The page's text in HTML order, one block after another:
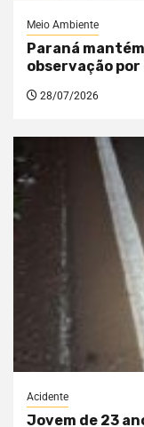
Meio Ambiente
Paraná
observação por
28/07/2026
Acidente
Jovem de 23